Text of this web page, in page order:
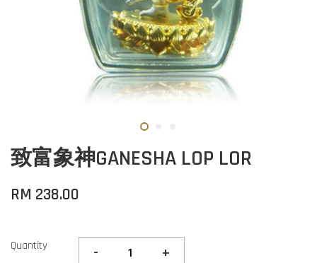
致富象神GANESHA LOP LOR
RM 238.00
Quantity - +